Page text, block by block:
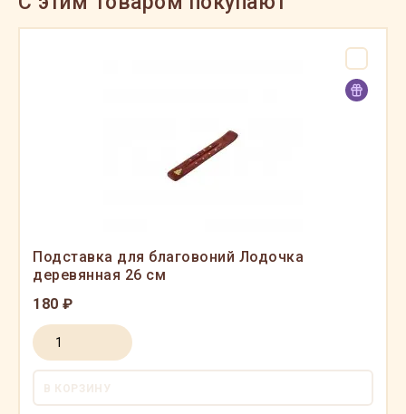
Подставка для благовоний Лодочка
деревянная 26 см
180 ₽
В КОРЗИНУ